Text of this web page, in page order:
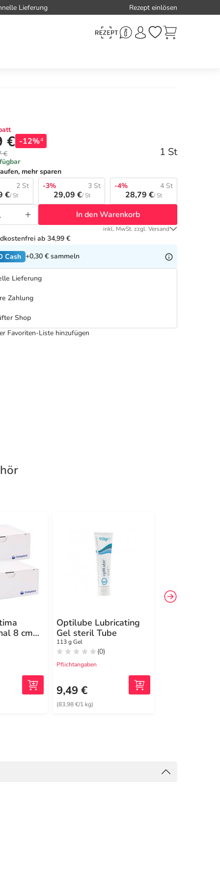
Lieferung Rezept einlösen
€ -12%4
€ 1 St
mehr sparen
2 St
€/ St
-3% 3 St
29,09 €/ St
-4% 4 St
28,79 €/ St
In den Warenkorb
inkl. MwSt. zzgl. Versand
ab 34,99 €
Cash +0,30 € sammeln
Lieferung
Zahlung
Shop
Favoriten-Liste hinzufügen
8 cm
Optilube Lubricating
Gel steril Tube
113 g Gel
(0)
Pflichtangaben
9,49 €
(83,98 €/1 kg)